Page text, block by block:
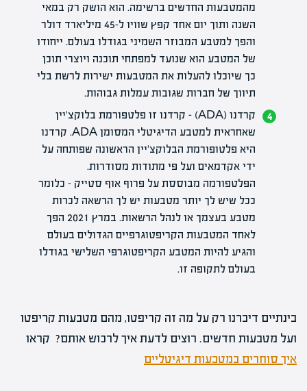
מהמטבעות החדשים ברשימה. הוא הושק רק במאי
השנה ותוך יום אחד קפץ שוויו ל-45 מיליארד דולר
והפך למטבע המבוזר השמיני בגודלו בעולם. ייחודו
של המטבע הוא שנועד למפתחי תוכנה ויוצרי תוכן
כך שיוכלו להעלות את המטבעות ישירות לרשת בלי
תיווך של חברות שגובות עמלות גבוהות.
קרדנו (ADA) –
קרדנו זו פלטפורמת בלוקצ'יין
שאחראית למטבע הדיגיטלי המסומן ADA. קרדנו
היא פלטופורמת הבלוקצ'יין הראשונה שפותחה על
ידי אקדמאים ועל פי מתודות מסודרות.
הפלטפורמה מבוססת על פרוף אוף סטייק – כלומר
ככל שיש לך יותר מטבעות יש לך הרשאה לכרות
מטבע בעצמך או לנהל הרשאות. במרץ 2021 הפך
לאחד המטבעות הקריפטוגרפיים הגדולים בעולם
והגיע להיות המטבע הקריפטוגרפי השלישי בגודלו
בעולם לתקופה זו.
בינתיים דיברנו רק על מה זה קריפטו, מהם מטבעות קריפטו
ועל מטבעות חדשים. רוצים לדעת איך לרכוש אותם? קראו
איך סוחרים במטבעות דיגיטליים